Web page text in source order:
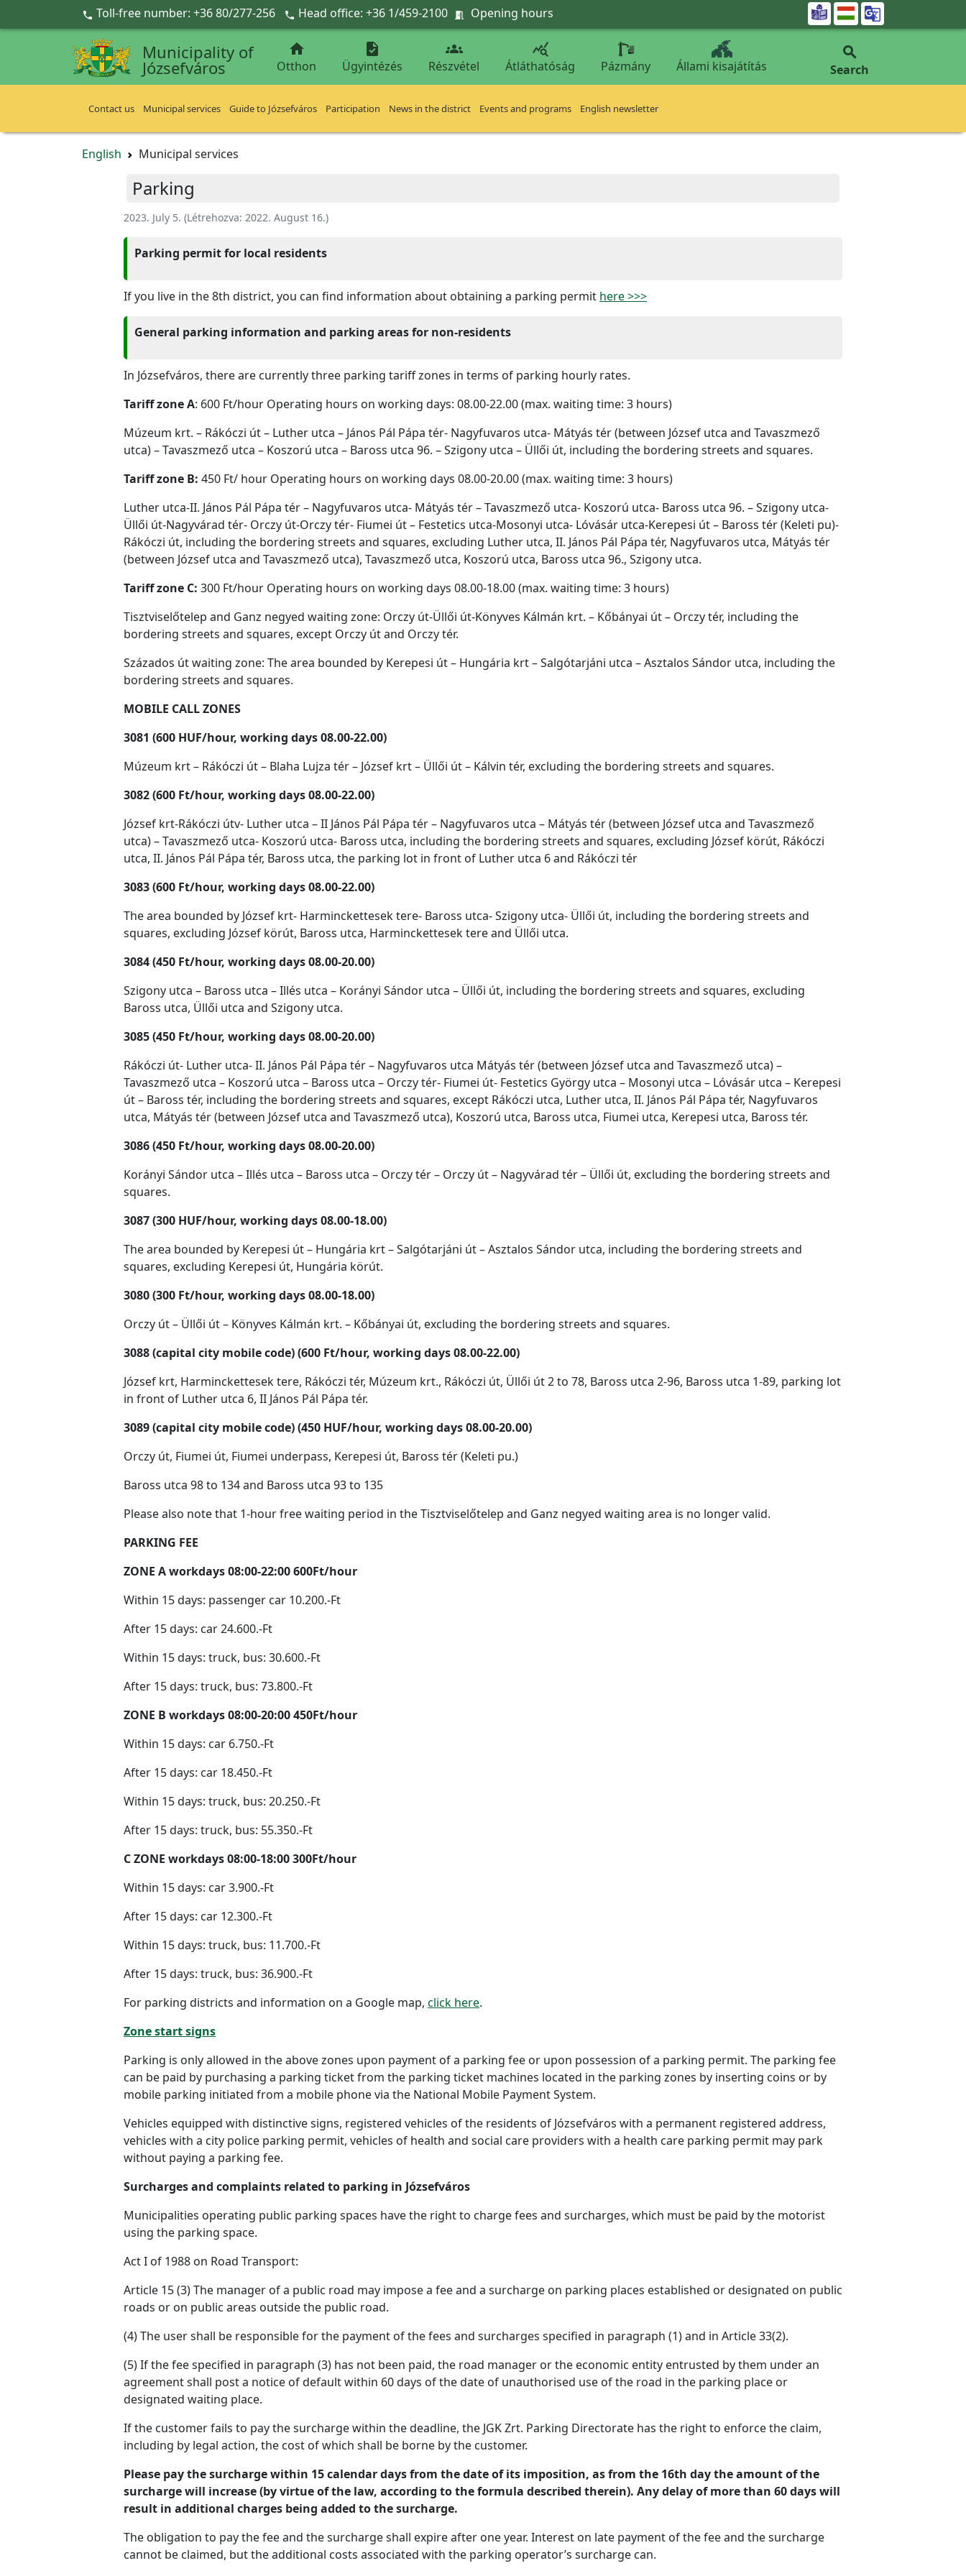
Ugrás a fő tartalomra
 Toll-free number: +36 80/277-256  Head office: +36 1/459-2100  Opening hours 
Municipality of
Józsefváros

Otthon

Ügyintézés

Részvétel

Átláthatóság Pázmány Állami kisajátítás

Search
Contact us Municipal services Guide to Józsefváros Participation News in the district Events and programs English newsletter
English Municipal services
Parking
2023. July 5. (Létrehozva: 2022. August 16.)
Parking permit for local residents
If you live in the 8th district, you can find information about obtaining a parking permit here >>>
General parking information and parking areas for non-residents
In Józsefváros, there are currently three parking tariff zones in terms of parking hourly rates.
Tariff zone A: 600 Ft/hour Operating hours on working days: 08.00-22.00 (max. waiting time: 3 hours)
Múzeum krt. – Rákóczi út – Luther utca – János Pál Pápa tér- Nagyfuvaros utca- Mátyás tér (between József utca and Tavaszmező
utca) – Tavaszmező utca – Koszorú utca – Baross utca 96. – Szigony utca – Üllői út, including the bordering streets and squares.
Tariff zone B: 450 Ft/ hour Operating hours on working days 08.00-20.00 (max. waiting time: 3 hours)
Luther utca-II. János Pál Pápa tér – Nagyfuvaros utca- Mátyás tér – Tavaszmező utca- Koszorú utca- Baross utca 96. – Szigony utca-
Üllői út-Nagyvárad tér- Orczy út-Orczy tér- Fiumei út – Festetics utca-Mosonyi utca- Lóvásár utca-Kerepesi út – Baross tér (Keleti pu)-
Rákóczi út, including the bordering streets and squares, excluding Luther utca, II. János Pál Pápa tér, Nagyfuvaros utca, Mátyás tér
(between József utca and Tavaszmező utca), Tavaszmező utca, Koszorú utca, Baross utca 96., Szigony utca.
Tariff zone C: 300 Ft/hour Operating hours on working days 08.00-18.00 (max. waiting time: 3 hours)
Tisztviselőtelep and Ganz negyed waiting zone: Orczy út-Üllői út-Könyves Kálmán krt. – Kőbányai út – Orczy tér, including the
bordering streets and squares, except Orczy út and Orczy tér.
Százados út waiting zone: The area bounded by Kerepesi út – Hungária krt – Salgótarjáni utca – Asztalos Sándor utca, including the
bordering streets and squares.
MOBILE CALL ZONES
3081 (600 HUF/hour, working days 08.00-22.00)
Múzeum krt – Rákóczi út – Blaha Lujza tér – József krt – Üllői út – Kálvin tér, excluding the bordering streets and squares.
3082 (600 Ft/hour, working days 08.00-22.00)
József krt-Rákóczi útv- Luther utca – II János Pál Pápa tér – Nagyfuvaros utca – Mátyás tér (between József utca and Tavaszmező
utca) – Tavaszmező utca- Koszorú utca- Baross utca, including the bordering streets and squares, excluding József körút, Rákóczi
utca, II. János Pál Pápa tér, Baross utca, the parking lot in front of Luther utca 6 and Rákóczi tér
3083 (600 Ft/hour, working days 08.00-22.00)
The area bounded by József krt- Harminckettesek tere- Baross utca- Szigony utca- Üllői út, including the bordering streets and
squares, excluding József körút, Baross utca, Harminckettesek tere and Üllői utca.
3084 (450 Ft/hour, working days 08.00-20.00)
Szigony utca – Baross utca – Illés utca – Korányi Sándor utca – Üllői út, including the bordering streets and squares, excluding
Baross utca, Üllői utca and Szigony utca.
3085 (450 Ft/hour, working days 08.00-20.00)
Rákóczi út- Luther utca- II. János Pál Pápa tér – Nagyfuvaros utca Mátyás tér (between József utca and Tavaszmező utca) –
Tavaszmező utca – Koszorú utca – Baross utca – Orczy tér- Fiumei út- Festetics György utca – Mosonyi utca – Lóvásár utca – Kerepesi
út – Baross tér, including the bordering streets and squares, except Rákóczi utca, Luther utca, II. János Pál Pápa tér, Nagyfuvaros
utca, Mátyás tér (between József utca and Tavaszmező utca), Koszorú utca, Baross utca, Fiumei utca, Kerepesi utca, Baross tér.
3086 (450 Ft/hour, working days 08.00-20.00)
Korányi Sándor utca – Illés utca – Baross utca – Orczy tér – Orczy út – Nagyvárad tér – Üllői út, excluding the bordering streets and
squares.
3087 (300 HUF/hour, working days 08.00-18.00)
The area bounded by Kerepesi út – Hungária krt – Salgótarjáni út – Asztalos Sándor utca, including the bordering streets and
squares, excluding Kerepesi út, Hungária körút.
3080 (300 Ft/hour, working days 08.00-18.00)
Orczy út – Üllői út – Könyves Kálmán krt. – Kőbányai út, excluding the bordering streets and squares.
3088 (capital city mobile code) (600 Ft/hour, working days 08.00-22.00)
József krt, Harminckettesek tere, Rákóczi tér, Múzeum krt., Rákóczi út, Üllői út 2 to 78, Baross utca 2-96, Baross utca 1-89, parking lot
in front of Luther utca 6, II János Pál Pápa tér.
3089 (capital city mobile code) (450 HUF/hour, working days 08.00-20.00)
Orczy út, Fiumei út, Fiumei underpass, Kerepesi út, Baross tér (Keleti pu.)
Baross utca 98 to 134 and Baross utca 93 to 135
Please also note that 1-hour free waiting period in the Tisztviselőtelep and Ganz negyed waiting area is no longer valid.
PARKING FEE
ZONE A workdays 08:00-22:00 600Ft/hour
Within 15 days: passenger car 10.200.-Ft
After 15 days: car 24.600.-Ft
Within 15 days: truck, bus: 30.600.-Ft
After 15 days: truck, bus: 73.800.-Ft
ZONE B workdays 08:00-20:00 450Ft/hour
Within 15 days: car 6.750.-Ft
After 15 days: car 18.450.-Ft
Within 15 days: truck, bus: 20.250.-Ft
After 15 days: truck, bus: 55.350.-Ft
C ZONE workdays 08:00-18:00 300Ft/hour
Within 15 days: car 3.900.-Ft
After 15 days: car 12.300.-Ft
Within 15 days: truck, bus: 11.700.-Ft
After 15 days: truck, bus: 36.900.-Ft
For parking districts and information on a Google map, click here.
Zone start signs
Parking is only allowed in the above zones upon payment of a parking fee or upon possession of a parking permit. The parking fee
can be paid by purchasing a parking ticket from the parking ticket machines located in the parking zones by inserting coins or by
mobile parking initiated from a mobile phone via the National Mobile Payment System.
Vehicles equipped with distinctive signs, registered vehicles of the residents of Józsefváros with a permanent registered address,
vehicles with a city police parking permit, vehicles of health and social care providers with a health care parking permit may park
without paying a parking fee.
Surcharges and complaints related to parking in Józsefváros
Municipalities operating public parking spaces have the right to charge fees and surcharges, which must be paid by the motorist
using the parking space.
Act I of 1988 on Road Transport:
Article 15 (3) The manager of a public road may impose a fee and a surcharge on parking places established or designated on public
roads or on public areas outside the public road.
(4) The user shall be responsible for the payment of the fees and surcharges specified in paragraph (1) and in Article 33(2).
(5) If the fee specified in paragraph (3) has not been paid, the road manager or the economic entity entrusted by them under an
agreement shall post a notice of default within 60 days of the date of unauthorised use of the road in the parking place or
designated waiting place.
If the customer fails to pay the surcharge within the deadline, the JGK Zrt. Parking Directorate has the right to enforce the claim,
including by legal action, the cost of which shall be borne by the customer.
Please pay the surcharge within 15 calendar days from the date of its imposition, as from the 16th day the amount of the
surcharge will increase (by virtue of the law, according to the formula described therein). Any delay of more than 60 days will
result in additional charges being added to the surcharge.
The obligation to pay the fee and the surcharge shall expire after one year. Interest on late payment of the fee and the surcharge
cannot be claimed, but the additional costs associated with the parking operator’s surcharge can.